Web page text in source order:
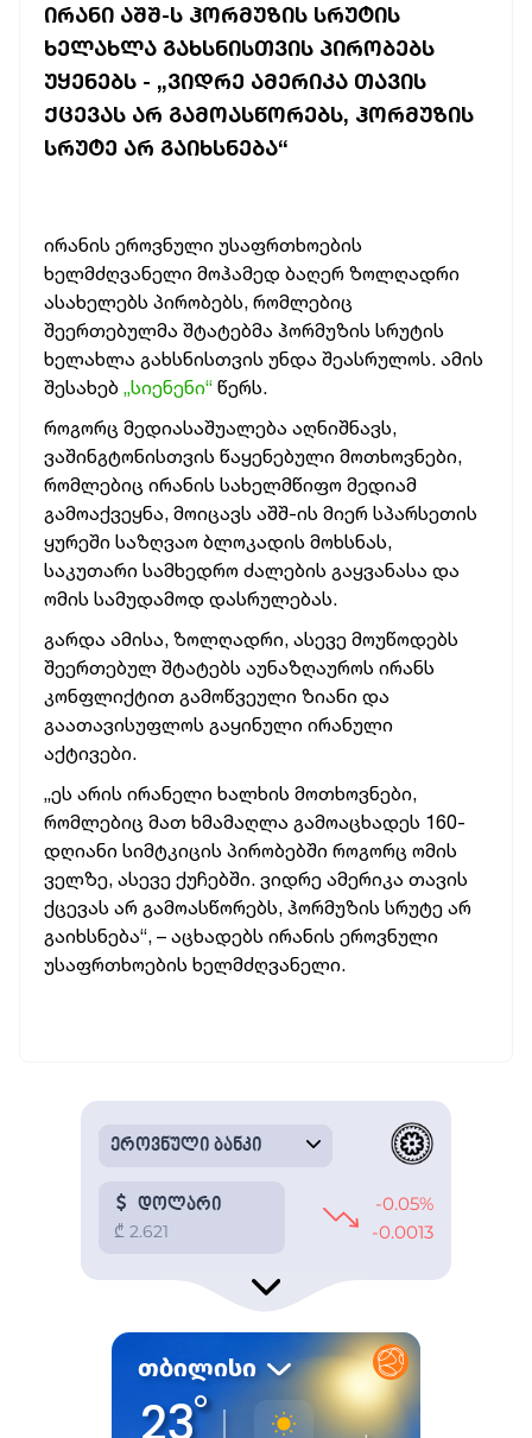
ᲘᲠᲐᲜᲘ ᲐᲨᲨ-Ს ᲰᲝᲠᲛᲣᲖᲘᲡ ᲡᲠᲣᲢᲘᲡ
ᲮᲔᲚᲐᲮᲚᲐ ᲒᲐᲮᲡᲜᲘᲡᲗᲕᲘᲡ ᲞᲘᲠᲝᲑᲔᲑᲡ
ᲣᲧᲔᲜᲔᲑᲡ - „ᲕᲘᲓᲠᲔ ᲐᲛᲔᲠᲘᲙᲐ ᲗᲐᲕᲘᲡ
ᲥᲪᲔᲕᲐᲡ ᲐᲠ ᲒᲐᲛᲝᲐᲡᲬᲝᲠᲔᲑᲡ, ᲰᲝᲠᲛᲣᲖᲘᲡ
ᲡᲠᲣᲢᲔ ᲐᲠ ᲒᲐᲘᲮᲡᲜᲔᲑᲐ“
ირანის ეროვნული უსაფრთხოების
ხელმძღვანელი მოჰამედ ბაღერ ზოლღადრი
ასახელებს პირობებს, რომლებიც
შეერთებულმა შტატებმა ჰორმუზის სრუტის
ხელახლა გახსნისთვის უნდა შეასრულოს. ამის
შესახებ „სიენენი“ წერს.
როგორც მედიასაშუალება აღნიშნავს,
ვაშინგტონისთვის წაყენებული მოთხოვნები,
რომლებიც ირანის სახელმწიფო მედიამ
გამოაქვეყნა, მოიცავს აშშ-ის მიერ სპარსეთის
ყურეში საზღვაო ბლოკადის მოხსნას,
საკუთარი სამხედრო ძალების გაყვანასა და
ომის სამუდამოდ დასრულებას.
გარდა ამისა, ზოლღადრი, ასევე მოუწოდებს
შეერთებულ შტატებს აუნაზღაუროს ირანს
კონფლიქტით გამოწვეული ზიანი და
გაათავისუფლოს გაყინული ირანული
აქტივები.
„ეს არის ირანელი ხალხის მოთხოვნები,
რომლებიც მათ ხმამაღლა გამოაცხადეს 160-
დღიანი სიმტკიცის პირობებში როგორც ომის
ველზე, ასევე ქუჩებში. ვიდრე ამერიკა თავის
ქცევას არ გამოასწორებს, ჰორმუზის სრუტე არ
გაიხსნება“, – აცხადებს ირანის ეროვნული
უსაფრთხოების ხელმძღვანელი.